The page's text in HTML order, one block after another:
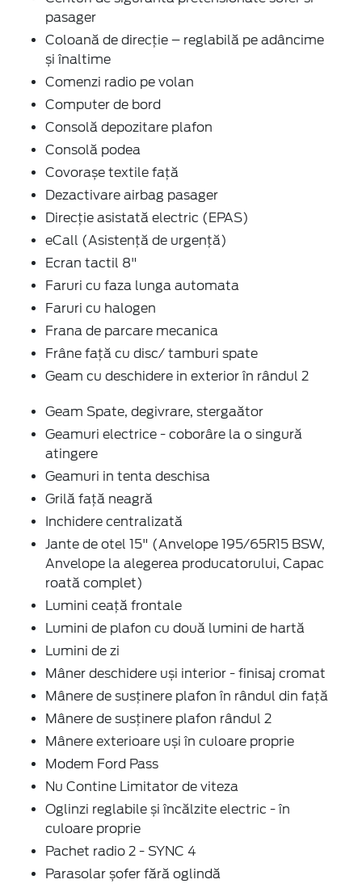
pasager
Coloană de direcție – reglabilă pe adâncime
și înaltime
Comenzi radio pe volan
Computer de bord
Consolă depozitare plafon
Consolă podea
Covorașe textile față
Dezactivare airbag pasager
Direcție asistată electric (EPAS)
eCall (Asistență de urgență)
Ecran tactil 8"
Faruri cu faza lunga automata
Faruri cu halogen
Frana de parcare mecanica
Frâne față cu disc/ tamburi spate
Geam cu deschidere in exterior în rândul 2
Geam Spate, degivrare, stergaător
Geamuri electrice - coborâre la o singură
atingere
Geamuri in tenta deschisa
Grilă față neagră
Inchidere centralizată
Jante de otel 15" (Anvelope 195/65R15 BSW,
Anvelope la alegerea producatorului, Capac
roată complet)
Lumini ceață frontale
Lumini de plafon cu două lumini de hartă
Lumini de zi
Mâner deschidere uși interior - finisaj cromat
Mânere de susținere plafon în rândul din față
Mânere de susținere plafon rândul 2
Mânere exterioare uși în culoare proprie
Modem Ford Pass
Nu Contine Limitator de viteza
Oglinzi reglabile și încălzite electric - în
culoare proprie
Pachet radio 2 - SYNC 4
Parasolar șofer fără oglindă